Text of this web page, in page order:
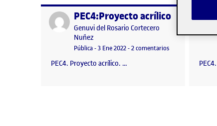
Publicado porPEC4:Proyecto acrílico
Publicado por
Genuvi del Rosario Cortecero
Nuñez
Visibilidad:
Pública-Fecha de publicación
3 Ene 2022-2 comentariosen
PEC4. Proyecto acrílico. …